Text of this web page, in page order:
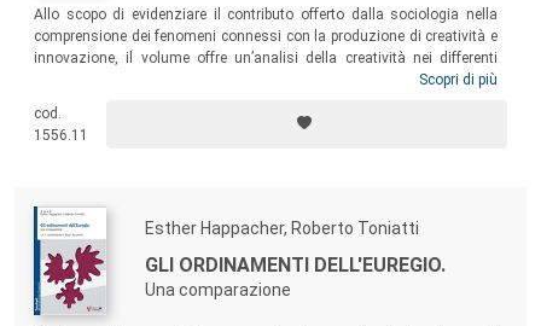
Allo scopo di evidenziare il contributo offerto dalla sociologia nella
comprensione dei fenomeni connessi con la produzione di creatività e
innovazione, il volume offre un’analisi della creatività nei differenti
ambiti e contesti di riferimento. Gli itinerari di studio e riflessione
riflessioni teoriche alle applicazioni pratiche; dalla dimensione micro
alle implicazioni sociali; dalle dinamiche formative alle problematiche
Scopri di più
cod.
1556.11
Esther Happacher, Roberto Toniatti
GLI ORDINAMENTI DELL'EUREGIO.
Una comparazione